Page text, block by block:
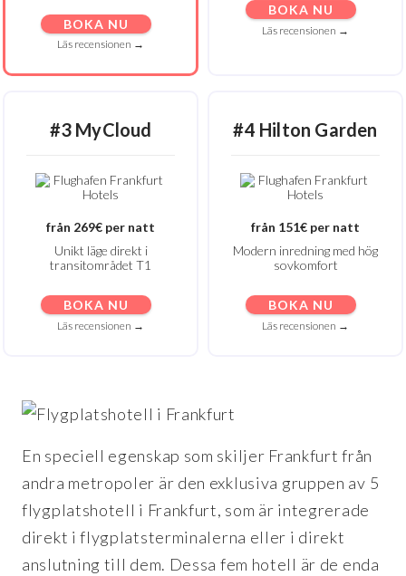
BOKA NU
Läs recensionen →
BOKA NU
Läs recensionen →
#3 MyCloud
från 269€ per natt
Unikt läge direkt i
transitområdet T1
BOKA NU
Läs recensionen →
#4 Hilton Garden
från 151€ per natt
Modern inredning med hög
sovkomfort
BOKA NU
Läs recensionen →
En speciell egenskap som skiljer Frankfurt från
andra metropoler är den exklusiva gruppen av 5
flygplatshotell i Frankfurt, som är integrerade
direkt i flygplatsterminalerna eller i direkt
anslutning till dem. Dessa fem hotell är de enda